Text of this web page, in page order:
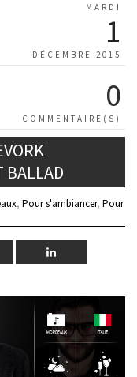
MARDI
1
DÉCEMBRE 2015
0
COMMENTAIRE(S)
BALLAD
, Pour s'ambiancer, Pour